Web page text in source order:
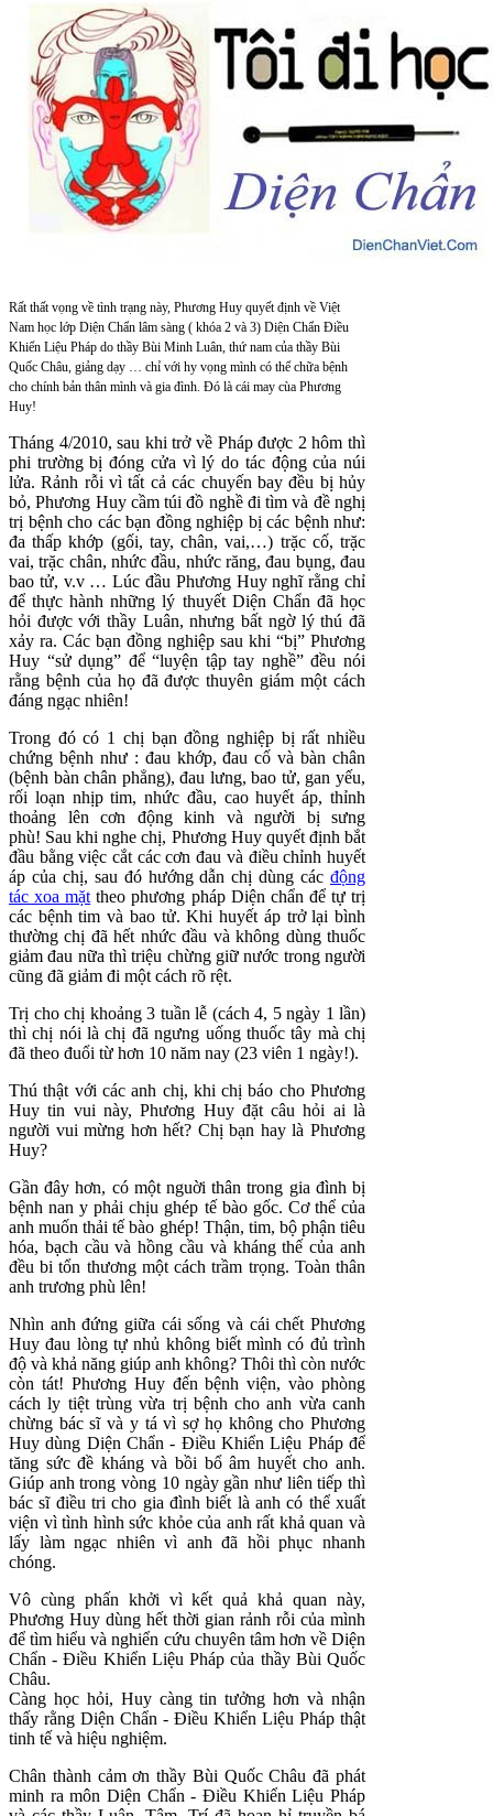
Rất thất vọng về tình trạng này, Phương Huy quyết định về Việt
Nam học lớp Diện Chẩn lâm sàng ( khóa 2 và 3) Diện Chẩn Điều
Khiển Liệu Pháp do thầy Bùi Minh Luân, thứ nam của thầy Bùi
Quốc Châu, giảng dạy … chỉ với hy vọng mình có thể chữa bệnh
cho chính bản thân mình và gia đình. Đó là cái may cùa Phương
Huy!
Tháng 4/2010, sau khi trở về Pháp được 2 hôm thì
phi trường bị đóng cửa vì lý do tác động của núi
lửa. Rảnh rỗi vì tất cả các chuyến bay đều bị hủy
bỏ, Phương Huy cầm túi đồ nghề đi tìm và đề nghị
trị bệnh cho các bạn đồng nghiệp bị các bệnh như:
đa thấp khớp (gối, tay, chân, vai,…) trặc cố, trặc
vai, trặc chân, nhức đầu, nhức răng, đau bụng, đau
bao tử, v.v … Lúc đầu Phương Huy nghĩ rằng chỉ
để thực hành những lý thuyết Diện Chẩn đã học
hỏi được với thầy Luân, nhưng bất ngờ lý thú đã
xảy ra. Các bạn đồng nghiệp sau khi “bị” Phương
Huy “sử dụng” để “luyện tập tay nghề” đều nói
rằng bệnh của họ đã được thuyên giám một cách
đáng ngạc nhiên!
Trong đó có 1 chị bạn đồng nghiệp bị rất nhiều
chứng bệnh như : đau khớp, đau cố và bàn chân
(bệnh bàn chân phẳng), đau lưng, bao tử, gan yếu,
rối loạn nhịp tim, nhức đầu, cao huyết áp, thỉnh
thoảng lên cơn động kinh và người bị sưng
phù! Sau khi nghe chị, Phương Huy quyết định bắt
đầu bằng việc cắt các cơn đau và điều chỉnh huyết
áp của chị, sau đó hướng dẫn chị dùng các động
tác xoa mặttheo phương pháp Diện chẩn để tự trị
các bệnh tim và bao tử. Khi huyết áp trở lại bình
thường chị đã hết nhức đầu và không dùng thuốc
giảm đau nữa thì triệu chừng giữ nước trong người
cũng đã giảm đi một cách rõ rệt.
Trị cho chị khoảng 3 tuần lễ (cách 4, 5 ngày 1 lần)
thì chị nói là chị đã ngưng uống thuốc tây mà chị
đã theo đuổi từ hơn 10 năm nay (23 viên 1 ngày!).
Thú thật với các anh chị, khi chị báo cho Phương
Huy tin vui này, Phương Huy đặt câu hỏi ai là
người vui mừng hơn hết? Chị bạn hay là Phương
Huy?
Gần đây hơn, có một nguời thân trong gia đình bị
bệnh nan y phải chịu ghép tế bào gốc. Cơ thể của
anh muốn thải tế bào ghép! Thận, tim, bộ phận tiêu
hóa, bạch cầu và hồng cầu và kháng thế của anh
đều bi tổn thương một cách trầm trọng. Toàn thân
anh trương phù lên!
Nhìn anh đứng giữa cái sống và cái chết Phương
Huy đau lòng tự nhủ không biết mình có đủ trình
độ và khả năng giúp anh không? Thôi thì còn nước
còn tát! Phương Huy đến bệnh viện, vào phòng
cách ly tiệt trùng vừa trị bệnh cho anh vừa canh
chừng bác sĩ và y tá vì sợ họ không cho Phương
Huy dùng Diện Chẩn - Điều Khiển Liệu Pháp để
tăng sức đề kháng và bồi bổ âm huyết cho anh.
Giúp anh trong vòng 10 ngày gần như liên tiếp thì
bác sĩ điều tri cho gia đình biết là anh có thể xuất
viện vì tình hình sức khỏe của anh rất khả quan và
lấy làm ngạc nhiên vì anh đã hồi phục nhanh
chóng.
Vô cùng phấn khởi vì kết quả khả quan này,
Phương Huy dùng hết thời gian rảnh rỗi của mình
để tìm hiểu và nghiển cứu chuyên tâm hơn về Diện
Chẩn - Điều Khiển Liệu Pháp của thầy Bùi Quốc
Châu.
Càng học hỏi, Huy càng tin tưởng hơn và nhận
thấy rằng Diện Chẩn - Điều Khiển Liệu Pháp thật
tinh tế và hiệu nghiệm.
Chân thành cảm ơn thầy Bùi Quốc Châu đã phát
minh ra môn Diện Chẩn - Điều Khiển Liệu Pháp